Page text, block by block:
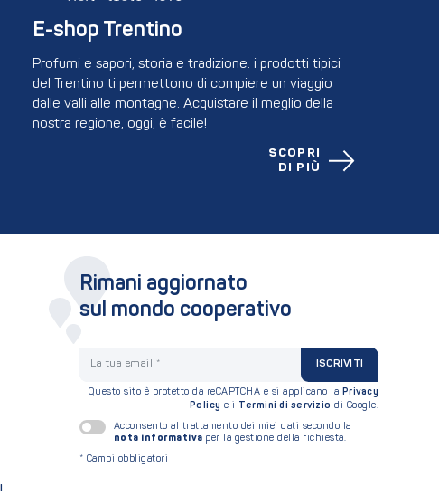
E-shop Trentino
Profumi e sapori, storia e tradizione: i prodotti tipici
del Trentino ti permettono di compiere un viaggio
dalle valli alle montagne. Acquistare il meglio della
nostra regione, oggi, è facile!
SCOPRI
DI PIÙ
Rimani aggiornato
sul mondo cooperativo
ISCRIVITI
Questo sito è protetto da reCAPTCHA e si applicano la Privacy
Policy e i Termini di servizio di Google.
Acconsento al trattamento dei miei dati secondo la
nota informativa per la gestione della richiesta.
* Campi obbligatori